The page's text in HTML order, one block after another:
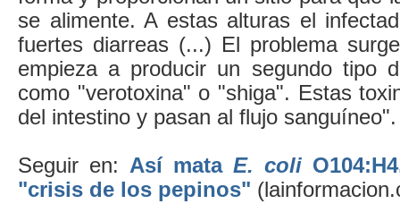
se alimente. A estas alturas el
fuertes diarreas (...) El problema
empieza a producir un segundo tipo
como "verotoxina" o "shiga". Estas
del intestino y pasan al flujo sanguíneo".
Seguir en: Así mata E. coli
"crisis de los pepinos"